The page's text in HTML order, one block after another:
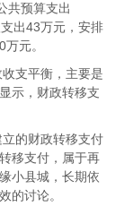
共预算支出
出43万元，安排
元。
支平衡，主要是
示，财政转移支
的财政转移支付
移支付，属于再
小县城，长期依
的讨论。